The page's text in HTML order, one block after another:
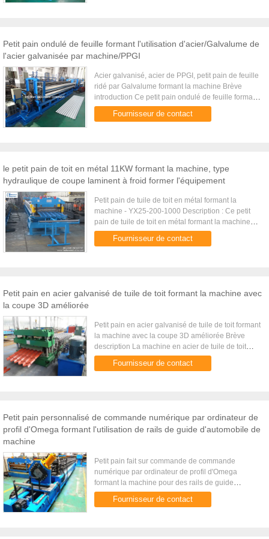
Petit pain ondulé de feuille formant l'utilisation d'acier/Galvalume de
l'acier galvanisée par machine/PPGI
Acier galvanisé, acier de PPGI, petit pain de feuille
ridé par Galvalume formant la machine Brève
introduction Ce petit pain ondulé de feuille formant
la machine peut être employé pour produire les
feuilles ...
Fournisseur de contact
le petit pain de toit en métal 11KW formant la machine, type
hydraulique de coupe laminent à froid former l'équipement
Petit pain de tuile de toit en métal formant la
machine - YX25-200-1000 Description : Ce petit
pain de tuile de toit en métal formant la machine
peut produire des tuiles de toit en métal. Les
composantes ...
Fournisseur de contact
Petit pain en acier galvanisé de tuile de toit formant la machine avec
la coupe 3D améliorée
Petit pain en acier galvanisé de tuile de toit formant
la machine avec la coupe 3D améliorée Brève
description La machine en acier de tuile de toit
peut produire les panneaux de revêtement légers
de toit avec ...
Fournisseur de contact
Petit pain personnalisé de commande numérique par ordinateur de
profil d'Omega formant l'utilisation de rails de guide d'automobile de
machine
Petit pain fait sur commande de commande
numérique par ordinateur de profil d'Omega
formant la machine pour des rails de guide
d'automobile Brève description Cette commande
numérique par ordinateur laminent à ...
Fournisseur de contact